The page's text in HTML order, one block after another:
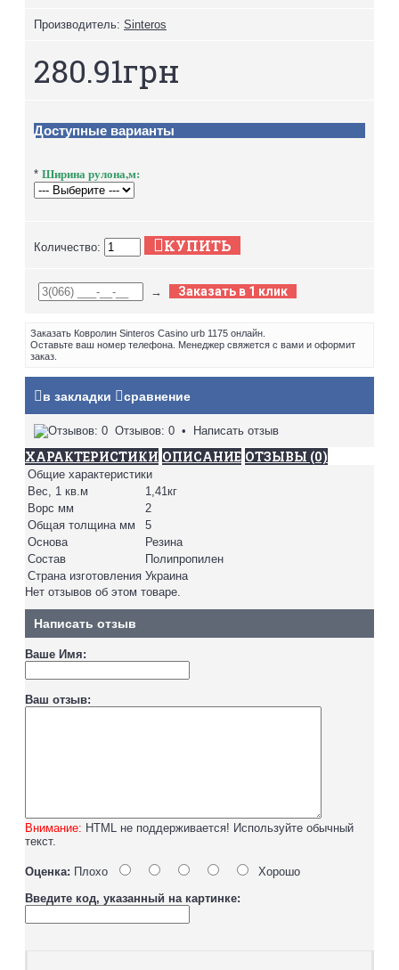
Производитель: Sinteros
280.91грн
Доступные варианты
* Ширина рулона,м:
Количество: КУПИТЬ
→ Заказать в 1 клик
Заказать Ковролин Sinteros Casino urb 1175 онлайн.
Оставьте ваш номер телефона. Менеджер свяжется с вами и оформит
заказ.
в закладки сравнение
Отзывов: 0 • Написать отзыв
ХАРАКТЕРИСТИКИ ОПИСАНИЕ ОТЗЫВЫ (0)
Общие характеристики
Вес, 1 кв.м
1,41кг
Ворс мм
2
Общая толщина мм
5
Основа
Резина
Состав
Полипропилен
Страна изготовления Украина
Нет отзывов об этом товаре.
Написать отзыв
Ваше Имя:
Ваш отзыв:
Внимание: HTML не поддерживается! Используйте обычный
текст.
Оценка: Плохо
Хорошо
Введите код, указанный на картинке: